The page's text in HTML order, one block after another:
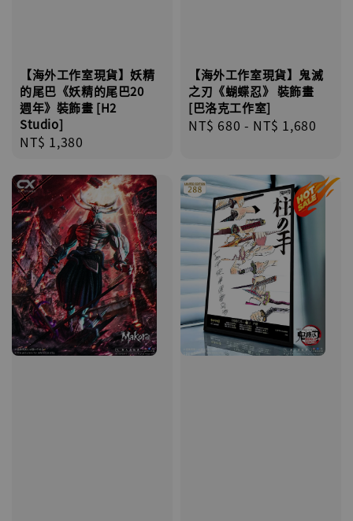
【海外工作室現貨】妖精
的尾巴《妖精的尾巴20
週年》裝飾畫 [H2
Studio]
Regular
NT$ 1,380
【海外工作室現貨】鬼滅
之刃《蝴蝶忍》 裝飾畫
[巴洛克工作室]
Regular
NT$ 680 - NT$ 1,680